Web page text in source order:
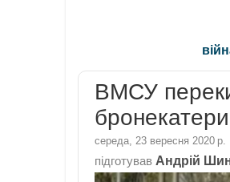
ВМСУ
бронекатери
середа, 23 вересня 2020 р.
підготував Андрій